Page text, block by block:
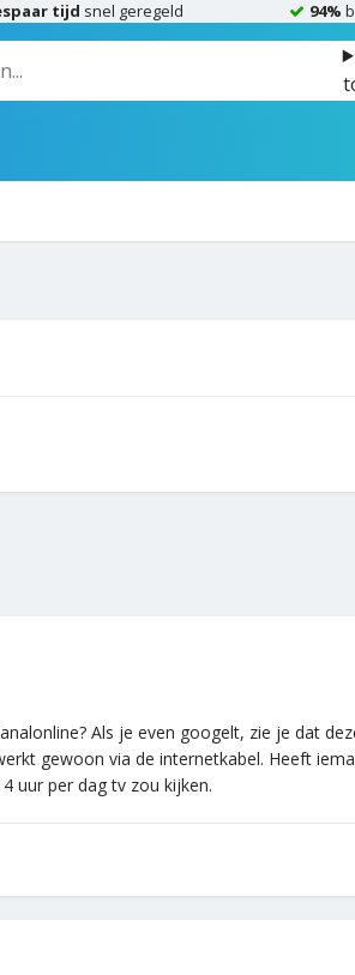
tijd snel geregeld 94%
Als je even googelt, zie je dat
gewoon via de internetkabel. Heeft
uur per dag tv zou kijken.